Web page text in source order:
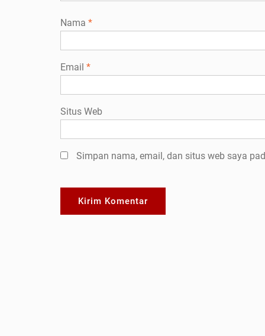
Nama *
Email *
Situs Web
Simpan nama, email, dan situs web saya